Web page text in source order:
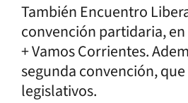
También Encuentro
convención partidaria, en
+ Vamos Corrientes.
segunda convención,
legislativos.